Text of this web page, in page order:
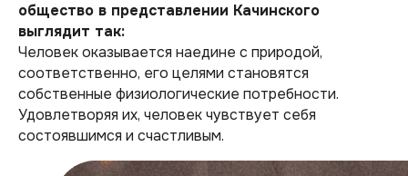
общество в представлении Качинского
выглядит так:
Человек оказывается наедине с природой,
соответственно, его целями становятся
собственные физиологические потребности.
Удовлетворяя их, человек чувствует себя
состоявшимся и счастливым.